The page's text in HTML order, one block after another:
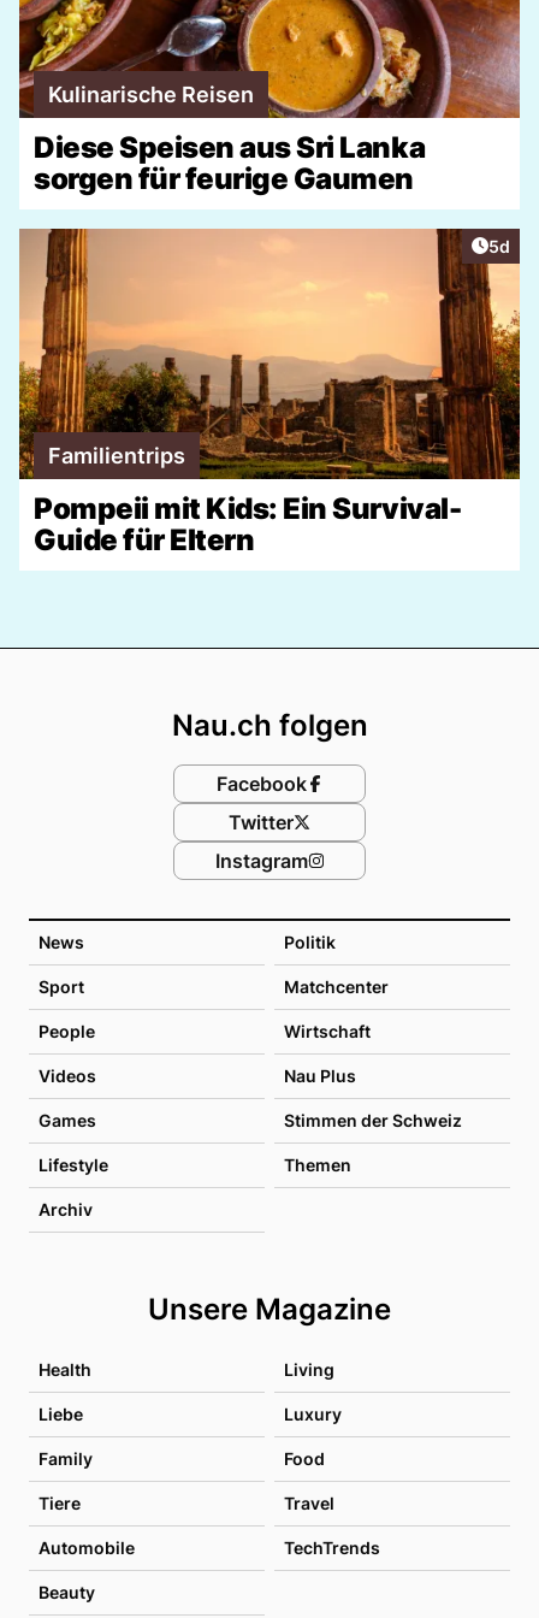
Kulinarische Reisen
Diese Speisen aus Sri Lanka
sorgen für feurige Gaumen
5d
Familientrips
Pompeii mit Kids: Ein Survival-
Guide für Eltern
News Politik
Sport Matchcenter
People Wirtschaft
Videos Nau Plus
Games Stimmen der Schweiz
Lifestyle Themen
Archiv
Unsere Magazine
Health Living
Liebe Luxury
Family Food
Tiere Travel
Automobile TechTrends
Beauty
Nau.ch folgen
Facebook
Twitter
Instagram